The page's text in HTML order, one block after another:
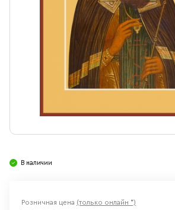
Ювелирные изделия
В наличии
Розничная цена (только онлайн *)